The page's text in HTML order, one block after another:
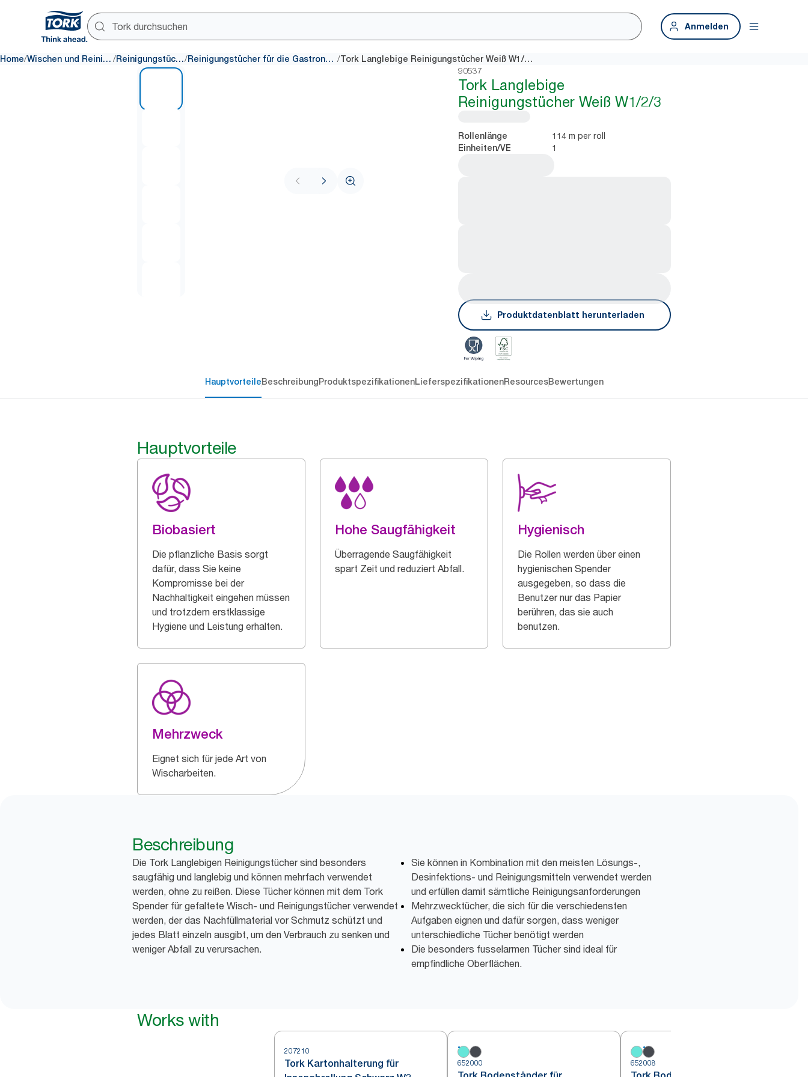
Anmelden
Home/ Wischen und Reinigen / Reinigungstücher/ Reinigungstücher für die Gastronomie / Tork Langlebige Reinigungstücher Weiß W1/2/3
90537
Tork Langlebige
Reinigungstücher Weiß W1/2/3
Rollenlänge 114 m per roll
Einheiten/VE 1
Produktdatenblatt herunterladen
HauptvorteileBeschreibungProduktspezifikationenLieferspezifikationenResourcesBewertungen
Hauptvorteile
Biobasiert
Die pflanzliche Basis sorgt
dafür, dass Sie keine
Kompromisse bei der
Nachhaltigkeit eingehen müssen
und trotzdem erstklassige
Hygiene und Leistung erhalten.
Hohe Saugfähigkeit
Überragende Saugfähigkeit
spart Zeit und reduziert Abfall.
Hygienisch
Die Rollen werden über einen
hygienischen Spender
ausgegeben, so dass die
Benutzer nur das Papier
berühren, das sie auch
benutzen.
Mehrzweck
Eignet sich für jede Art von
Wischarbeiten.
Beschreibung
Die Tork Langlebigen Reinigungstücher sind besonders
saugfähig und langlebig und können mehrfach verwendet
werden, ohne zu reißen. Diese Tücher können mit dem Tork
Spender für gefaltete Wisch- und Reinigungstücher verwendet
werden, der das Nachfüllmaterial vor Schmutz schützt und
jedes Blatt einzeln ausgibt, um den Verbrauch zu senken und
weniger Abfall zu verursachen.
Sie können in Kombination mit den meisten Lösungs-,
Desinfektions- und Reinigungsmitteln verwendet werden
und erfüllen damit sämtliche Reinigungsanforderungen
Mehrzwecktücher, die sich für die verschiedensten
Aufgaben eignen und dafür sorgen, dass weniger
unterschiedliche Tücher benötigt werden
Die besonders fusselarmen Tücher sind ideal für
empfindliche Oberflächen.
Works with
207210
Tork Kartonhalterung für
652000 652008